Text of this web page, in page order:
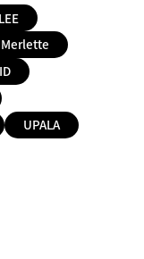
Merlette
UPALA